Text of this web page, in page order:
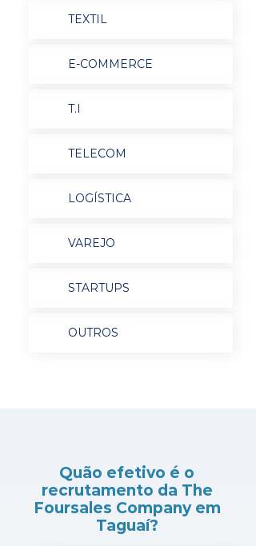
TEXTIL
E-COMMERCE
T.I
TELECOM
LOGÍSTICA
VAREJO
STARTUPS
OUTROS
Quão efetivo é o
recrutamento da The
Foursales Company em
Taguaí?